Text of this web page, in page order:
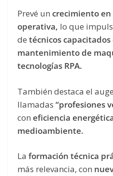
Prevé un crecimiento
operativa, lo que
de técnicos
mantenimiento de
tecnologías RPA.
También destaca el
llamadas “profesiones
con eficiencia
medioambiente.
La formación técnica
más relevancia, con